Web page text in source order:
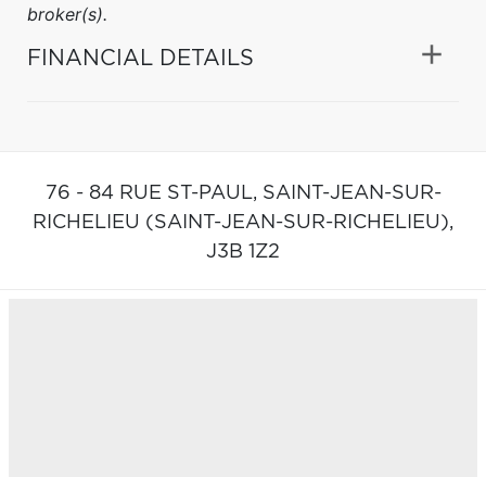
broker(s).
FINANCIAL DETAILS
76 - 84 RUE ST-PAUL, SAINT-JEAN-SUR-
RICHELIEU (SAINT-JEAN-SUR-RICHELIEU),
J3B 1Z2